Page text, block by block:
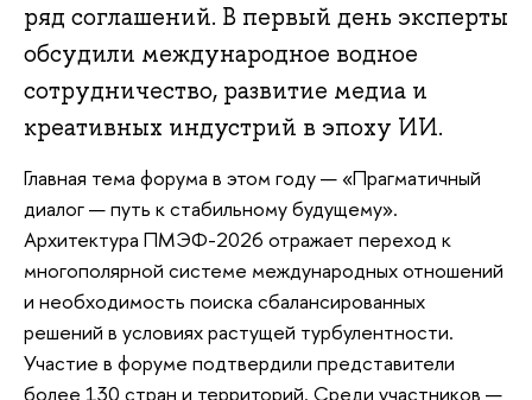
ряд соглашений. В первый день эксперты
обсудили международное водное
сотрудничество, развитие медиа и
креативных индустрий в эпоху ИИ.
Главная тема форума в этом году — «Прагматичный
диалог — путь к стабильному будущему».
Архитектура ПМЭФ-2026 отражает переход к
многополярной системе международных отношений
и необходимость поиска сбалансированных
решений в условиях растущей турбулентности.
Участие в форуме подтвердили представители
более 130 стран и территорий. Среди участников —